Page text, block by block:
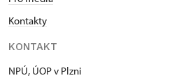
Kontakty
KONTAKT
NPÚ, ÚOP v Plzni